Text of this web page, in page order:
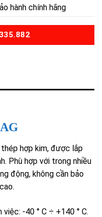
hành chính hãng
hợp kim, được lắp
Phù hợp với trong nhiều
động, không cần bảo
-40 ° C ÷ +140 ° C.